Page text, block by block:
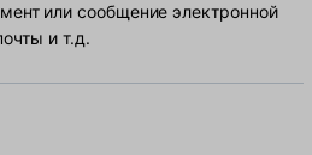
или сообщение электронной
и т.д.